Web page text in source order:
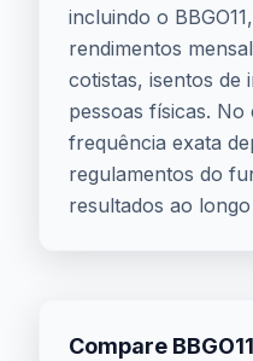
incluindo o
rendimentos
cotistas, isentos de
pessoas físicas.
frequência exata
regulamentos do
resultados ao
Compare BBGO11